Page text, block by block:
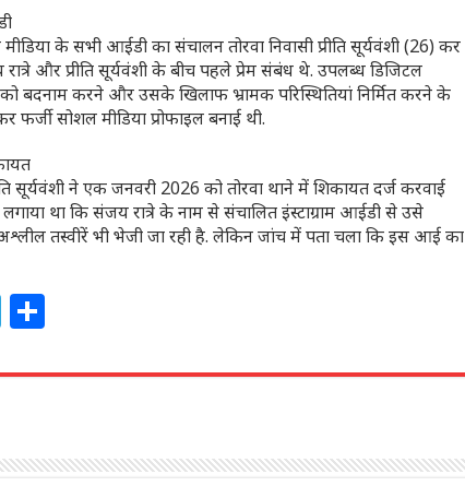
के सभी आईडी का संचालन तोरवा निवासी प्रीति सूर्यवंशी (26) कर
और प्रीति सूर्यवंशी के बीच पहले प्रेम संबंध थे. उपलब्ध डिजिटल
बदनाम करने और उसके खिलाफ भ्रामक परिस्थितियां निर्मित करने के
सोशल मीडिया प्रोफाइल बनाई थी.
सूर्यवंशी ने एक जनवरी 2026 को तोरवा थाने में शिकायत दर्ज करवाई
था कि संजय रात्रे के नाम से संचालित इंस्टाग्राम आईडी से उसे
तस्वीरें भी भेजी जा रही है. लेकिन जांच में पता चला कि इस आई का
T
e
ra
m
ar